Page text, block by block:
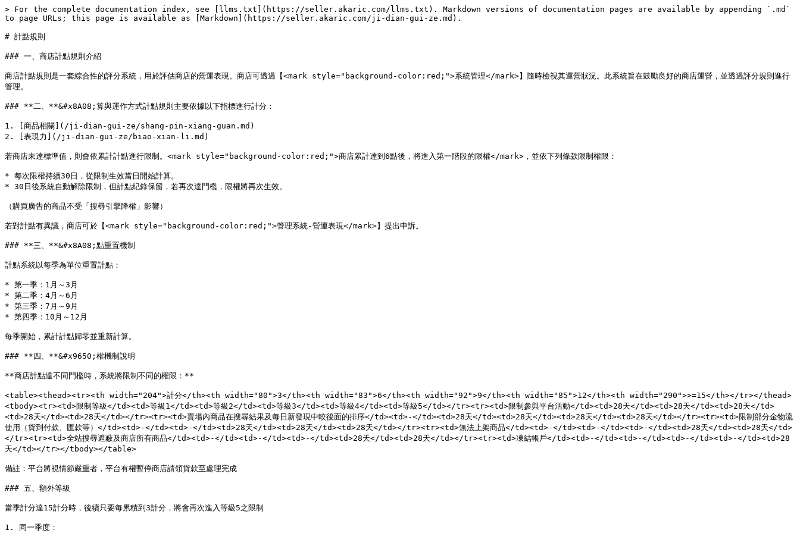
> For the complete documentation index, see [llms.txt](https://seller.akaric.com/llms.txt). Markdown versions of documentation pages are available by appending `.md`
to page URLs; this page is available as [Markdown](https://seller.akaric.com/ji-dian-gui-ze.md).
# 計點規則
### 一、商店計點規則介紹
商店計點規則是一套綜合性的評分系統，用於評估商店的營運表現。商店可透過【<mark style="background-color:red;">系統管理</mark>】隨時檢視其運營狀況。此系統旨在鼓勵良好的商店運營，並透過評分規則進行
管理。
### **二、**&#x8A08;算與運作方式計點規則主要依據以下指標進行計分：
1. [商品相關](/ji-dian-gui-ze/shang-pin-xiang-guan.md)
2. [表現力](/ji-dian-gui-ze/biao-xian-li.md)
若商店未達標準值，則會依累計計點進行限制。<mark style="background-color:red;">商店累計達到6點後，將進入第一階段的限權</mark>，並依下列條款限制權限：
* 每次限權持續30日，從限制生效當日開始計算。
* 30日後系統自動解除限制，但計點紀錄保留，若再次達門檻，限權將再次生效。
（購買廣告的商品不受「搜尋引擎降權」影響）
若對計點有異議，商店可於【<mark style="background-color:red;">管理系統-營運表現</mark>】提出申訴。
### **三、**&#x8A08;點重置機制
計點系統以每季為單位重置計點：
* 第一季：1月～3月
* 第二季：4月～6月
* 第三季：7月～9月
* 第四季：10月～12月
每季開始，累計計點歸零並重新計算。
### **四、**&#x9650;權機制說明
**商店計點達不同門檻時，系統將限制不同的權限：**
<table><thead><tr><th width="204">計分</th><th width="80">3</th><th width="83">6</th><th width="92">9</th><th width="85">12</th><th width="290">>=15</th></tr></thead>
<tbody><tr><td>限制等級</td><td>等級1</td><td>等級2</td><td>等級3</td><td>等級4</td><td>等級5</td></tr><tr><td>限制參與平台活動</td><td>28天</td><td>28天</td><td>28天</td>
<td>28天</td><td>28天</td></tr><tr><td>賣場內商品在搜尋結果及每日新發現中較後面的排序</td><td>-</td><td>28天</td><td>28天</td><td>28天</td><td>28天</td></tr><tr><td>限制部分金物流
使用（貨到付款、匯款等）</td><td>-</td><td>-</td><td>28天</td><td>28天</td><td>28天</td></tr><tr><td>無法上架商品</td><td>-</td><td>-</td><td>-</td><td>28天</td><td>28天</td>
</tr><tr><td>全站搜尋遮蔽及商店所有商品</td><td>-</td><td>-</td><td>-</td><td>28天</td><td>28天</td></tr><tr><td>凍結帳戶</td><td>-</td><td>-</td><td>-</td><td>-</td><td>28
天</td></tr></tbody></table>
備註：平台將視情節嚴重者，平台有權暫停商店請領貨款至處理完成
### 五、額外等級
當季計分達15計分時，後續只要每累積到3計分，將會再次進入等級5之限制
1. 同一季度：